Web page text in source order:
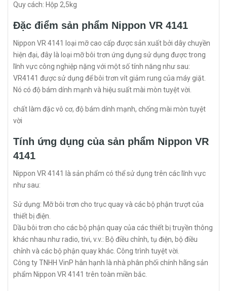
Quy cách: Hộp 2,5kg
Đặc điểm sản phẩm Nippon VR 4141
Nippon VR 4141 loại mỡ cao cấp được sản xuất bởi dây chuyền
hiện đại, đây là loại mỡ bôi trơn ứng dụng sử dụng được trong
lĩnh vực công nghiệp nặng với một số tính năng như sau:
VR4141 được sử dụng để bôi trơn vít giảm rung của máy giặt.
Nó có độ bám dính mạnh và hiệu suất mài mòn tuyệt vời.
chất làm đặc vô cơ, độ bám dính mạnh, chống mài mòn tuyệt
vời
Tính ứng dụng của sản phẩm Nippon VR
4141
Nippon VR 4141 là sản phẩm có thể sử dụng trên các lĩnh vực
như sau:
Sử dụng: Mỡ bôi trơn cho trục quay và các bộ phận trượt của
thiết bị điện.
Dầu bôi trơn cho các bộ phận quay của các thiết bị truyền thông
khác nhau như radio, tivi, v.v.: Bộ điều chỉnh, tụ điện, bộ điều
chỉnh và các bộ phận quay khác. Công trình tuyệt vời.
Công ty TNHH VinP hân hạnh là nhà phân phối chính hãng sản
phẩm Nippon VR 4141 trên toàn miền bắc.